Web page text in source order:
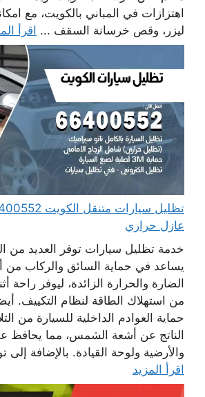
اهتزازات في المباني بالكويت، مع
ليزر، وقص خرسانة السقف ... اقرأ
عازل حراري
خدمة تظليل سيارات توفر العديد من
يساعد في حماية السائق والركاب
الضارة والحرارة الزائدة، ليوفر راحة
من استهلاك الطاقة لنظام التكييف.
حماية العوادم الداخلية للسيارة من
الناتج عن أشعة الشمس، مما يحافظ
والأرضية ولوحة القيادة. بالإضافة إلى
اقرأ المزيد